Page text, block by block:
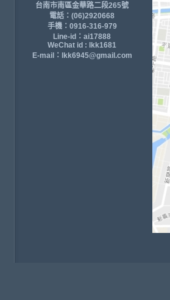
台南市南區金華路二段265號
電話：(06)2920668
手機：0916-316-979
Line-id：ai17888
WeChat id : lkk1681
E-mail：lkk6945@gmail.com